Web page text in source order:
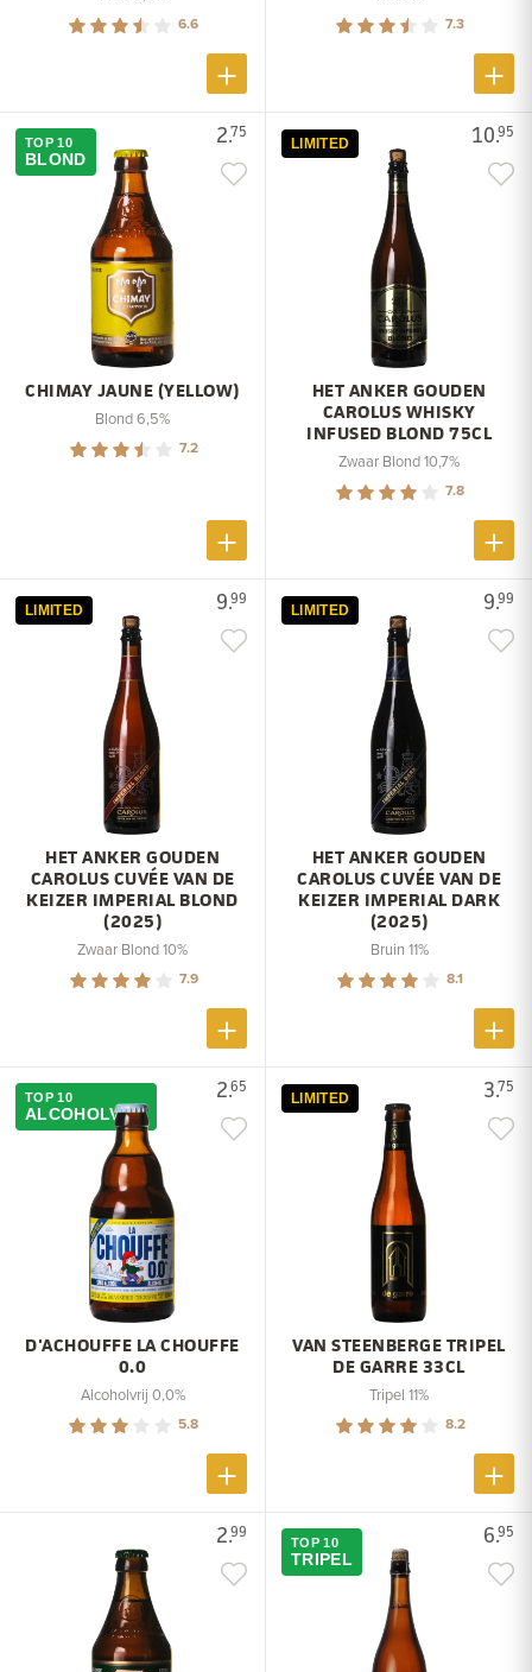
6.6 7.3
2.75
TOP 10
BLOND
CHIMAY JAUNE (YELLOW)
Blond 6,5%
7.2
10.95
LIMITED
HET ANKER GOUDEN
CAROLUS WHISKY
INFUSED BLOND 75CL
Zwaar Blond 10,7%
7.8
9.99
LIMITED
HET ANKER GOUDEN
CAROLUS CUVÉE VAN DE
KEIZER IMPERIAL BLOND
(2025)
Zwaar Blond 10%
7.9
9.99
LIMITED
HET ANKER GOUDEN
CAROLUS CUVÉE VAN DE
KEIZER IMPERIAL DARK
(2025)
Bruin 11%
8.1
2.65
TOP 10
ALCOHOLVRIJ
D'ACHOUFFE LA CHOUFFE
0.0
Alcoholvrij 0,0%
5.8
3.75
LIMITED
VAN STEENBERGE TRIPEL
DE GARRE 33CL
Tripel 11%
8.2
2.99 6.95
TOP 10
TRIPEL